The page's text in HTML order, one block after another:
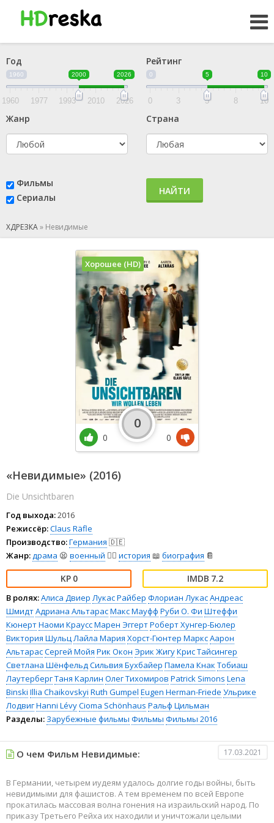
Год
1960 2000 2026
1960 1977 1993 2010 2026
Рейтинг
0 5 10
0 3 5 8 10
Жанр Страна
Фильмы
Сериалы
НАЙТИ
ХДРЕЗКА» Невидимые
«Невидимые» (2016)
Die Unsichtbaren
Год выхода:2016
Режиссёр:Claus Räfle
Производство:Германия 🇩🇪
Жанр:драма 😫 военный 👨‍✈️ история 📖 биография 📔
0 7.2
В ролях:Алиса Двиер Лукас Райбер Флориан ЛукасАндреас
ШмидтАдриана АльтарасМакс Мауфф Руби О. Фи Штеффи
КюнертНаоми КрауссМарен ЭггертРоберт Хунгер-Бюлер
Виктория ШульцЛайла Мария Хорст-Гюнтер МарксАарон
АльтарасСергей Мойя Рик Окон Эрик ЖигуКрис Тайсингер
Светлана ШёнфельдСильвия Бухбайер Памела Кнак Тобиаш
ЛаутербергТаня Карлин Олег Тихомиров Patrick Simons Lena
Binski Illia Chaikovskyi Ruth Gumpel Eugen Herman-Friede Ульрике
ЛодвигHanni LévyCioma Schönhaus Ральф Цильман
Разделы: Зарубежные фильмы Фильмы Фильмы 2016
Хорошее (HD)
0
0
0
О чем Фильм Невидимые: 17.03.2021
В Германии, четырем иудеям удалось долгие годы войны, быть
невидимыми для фашистов. А тем временем по всей Европе
прокатилась массовая волна гонения на израильский народ. По
приказу Третьего Рейха их находили и уничтожали целыми